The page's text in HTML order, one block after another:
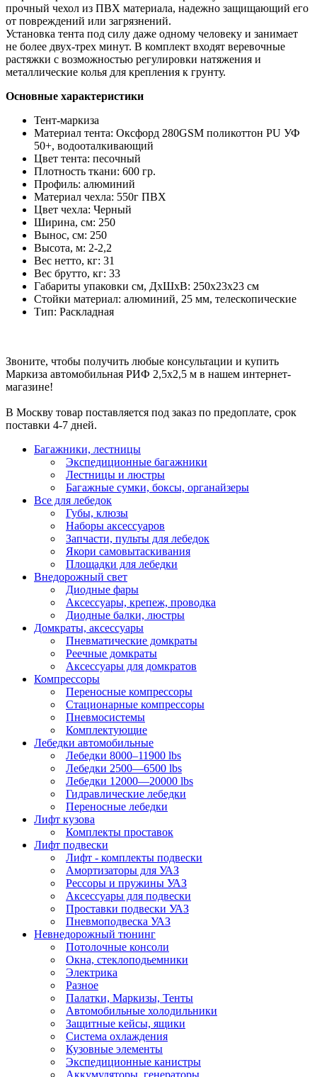
прочный чехол из ПВХ материала, надежно защищающий его
от повреждений или загрязнений.
Установка тента под силу даже одному человеку и занимает
не более двух-трех минут. В комплект входят веревочные
растяжки с возможностью регулировки натяжения и
металлические колья для крепления к грунту.
Основные характеристики
Тент-маркиза
Материал тента: Оксфорд 280GSM поликоттон PU УФ
50+, водооталкивающий
Цвет тента: песочный
Плотность ткани: 600 гр.
Профиль: алюминий
Материал чехла: 550г ПВХ
Цвет чехла: Черный
Ширина, см: 250
Вынос, см: 250
Высота, м: 2-2,2
Вес нетто, кг: 31
Вес брутто, кг: 33
Габариты упаковки см, ДхШхВ: 250х23х23 см
Стойки материал: алюминий, 25 мм, телескопические
Тип: Раскладная
Звоните, чтобы получить любые консультации и купить
Маркиза автомобильная РИФ 2,5х2,5 м в нашем интернет-
магазине!
В Москву товар поставляется под заказ по предоплате, срок
поставки 4-7 дней.
Багажники, лестницы
Экспедиционные багажники
Лестницы и люстры
Багажные сумки, боксы, органайзеры
Все для лебедок
Губы, клюзы
Наборы аксессуаров
Запчасти, пульты для лебедок
Якори самовытаскивания
Площадки для лебедки
Внедорожный свет
Диодные фары
Аксессуары, крепеж, проводка
Диодные балки, люстры
Домкраты, аксессуары
Пневматические домкраты
Реечные домкраты
Аксессуары для домкратов
Компрессоры
Переносные компрессоры
Стационарные компрессоры
Пневмосистемы
Комплектующие
Лебедки автомобильные
Лебедки 8000–11900 lbs
Лебедки 2500—6500 lbs
Лебедки 12000—20000 lbs
Гидравлические лебедки
Переносные лебедки
Лифт кузова
Комплекты проставок
Лифт подвески
Лифт - комплекты подвески
Амортизаторы для УАЗ
Рессоры и пружины УАЗ
Аксессуары для подвески
Проставки подвески УАЗ
Пневмоподвеска УАЗ
Невнедорожный тюнинг
Потолочные консоли
Окна, стеклоподьемники
Электрика
Разное
Палатки, Маркизы, Тенты
Автомобильные холодильники
Защитные кейсы, ящики
Система охлаждения
Кузовные элементы
Экспедиционные канистры
Аккумуляторы, генераторы